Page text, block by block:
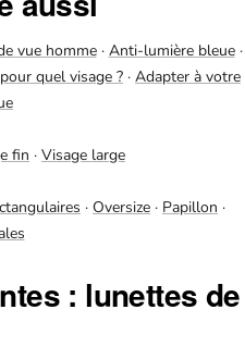
vue homme· Anti-lumière bleue·
quel visage ? · Adapter à votre
fin · Visage large
· Oversize · Papillon ·
: lunettes de